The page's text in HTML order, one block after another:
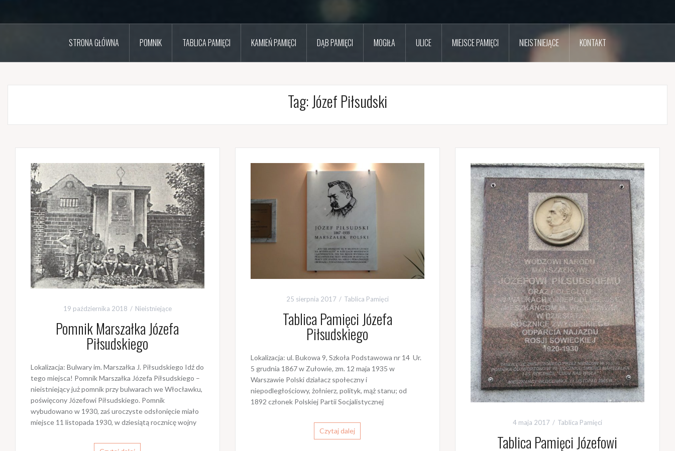
STRONA GŁÓWNA POMNIK TABLICA PAMIĘCI KAMIEŃ PAMIĘCI DĄB PAMIĘCI MOGIŁA ULICE MIEJSCE PAMIĘCI NIEISTNIEJĄCE KONTAKT
Tag:Józef Piłsudski
19 października 2018 Nieistniejące
Pomnik Marszałka Józefa
Piłsudskiego
Lokalizacja: Bulwary im. Marszałka J. Piłsudskiego Idź do
tego miejsca! Pomnik Marszałka Józefa Piłsudskiego –
nieistniejący już pomnik przy bulwarach we Włocławku,
poświęcony Józefowi Piłsudskiego. Pomnik
wybudowano w 1930, zaś uroczyste odsłonięcie miało
miejsce 11 listopada 1930, w dziesiątą rocznicę wojny
25 sierpnia 2017 Tablica Pamięci
Tablica Pamięci Józefa
Piłsudskiego
Lokalizacja: ul. Bukowa 9, Szkoła Podstawowa nr 14 Ur.
5 grudnia 1867 w Zułowie, zm. 12 maja 1935 w
Warszawie Polski działacz społeczny i
niepodległościowy, żołnierz, polityk, mąż stanu; od
1892 członek Polskiej Partii Socjalistycznej
Czytaj dalej
4 maja 2017 Tablica Pamięci
Tablica Pamięci Józefowi